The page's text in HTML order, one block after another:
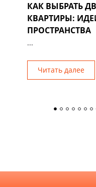
КАК ВЫБРАТЬ
КВАРТИРЫ:
ПРОСТРАНСТВА
...
Читать далее